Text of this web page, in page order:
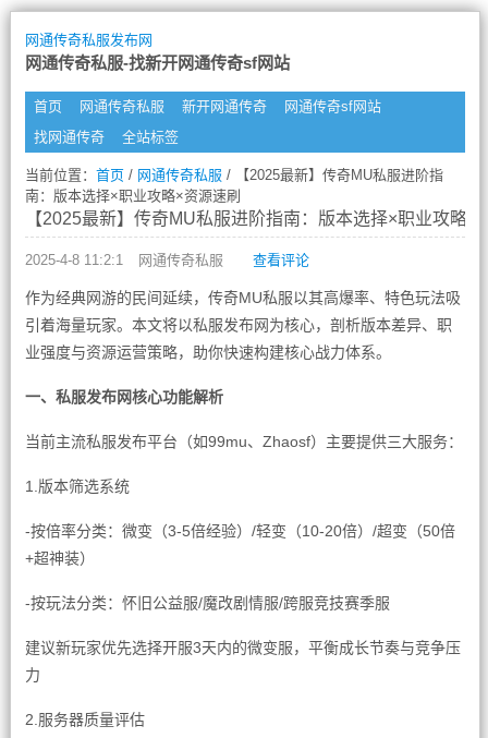
网通传奇私服发布网
网通传奇私服-找新开网通传奇sf网站
首页 网通传奇私服 新开网通传奇
网通传奇sf网站
找网通传奇
全站标签
当前位置： 首页/ 网通传奇私服 / 【2025最新】传奇MU私服进阶指
南：版本选择×职业攻略×资源速刷
【2025最新】传奇MU私服进阶指南：版本选择×职业攻略×
2025-4-8 11:2:1 网通传奇私服 查看评论
作为经典网游的民间延续，传奇MU私服以其高爆率、特色玩法吸
引着海量玩家。本文将以私服发布网为核心，剖析版本差异、职
业强度与资源运营策略，助你快速构建核心战力体系。
一、私服发布网核心功能解析
当前主流私服发布平台（如99mu、Zhaosf）主要提供三大服务：
1.版本筛选系统
-按倍率分类：微变（3-5倍经验）/轻变（10-20倍）/超变（50倍
+超神装）
-按玩法分类：怀旧公益服/魔改剧情服/跨服竞技赛季服
建议新玩家优先选择开服3天内的微变服，平衡成长节奏与竞争压
力
2.服务器质量评估